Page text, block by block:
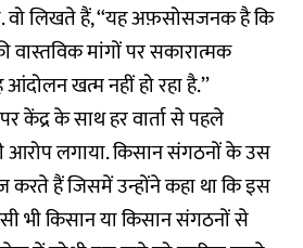
वोलिखतेहैं, ‘‘यह अफ़सोसजनक है कि
वास्तविक मांगों पर सकारात्मक
खत्म नहीं हो रहा है.’’
केंद्र के साथ हर वार्ता से पहले
आरोप लगाया. किसान संगठनों के उस
करते हैं जिसमें उन्होंने कहा था कि इस
भी किसान या किसान संगठनों से